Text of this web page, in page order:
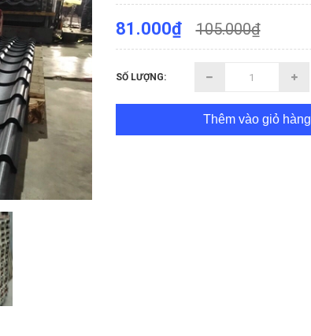
81.000₫ 105.000₫
SỐ LƯỢNG:
Thêm vào giỏ hàng